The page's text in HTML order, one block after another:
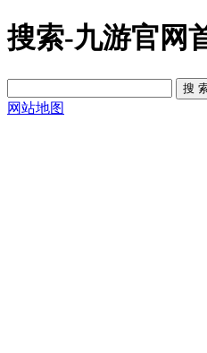
搜索-九游官网
网站地图